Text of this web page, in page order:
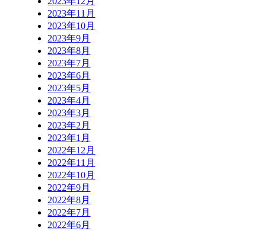
2023年11月
2023年10月
2023年9月
2023年8月
2023年7月
2023年6月
2023年5月
2023年4月
2023年3月
2023年2月
2023年1月
2022年12月
2022年11月
2022年10月
2022年9月
2022年8月
2022年7月
2022年6月